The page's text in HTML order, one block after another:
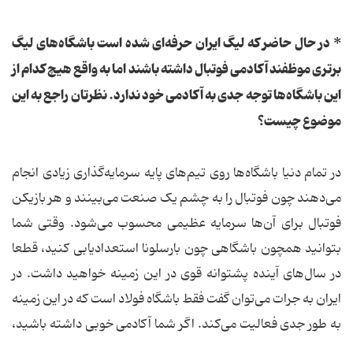
* در حال حاضر که لیگ ایران حرفه‌ای شده است باشگاه‌های لیگ
برتری موظفند آکادمی فوتبال داشته باشند اما به واقع هیچ کدام از
این باشگاه‌ها توجه جدی به آکادمی خود ندارد. نظرتان راجع به این
موضوع چیست؟
در تمام دنیا باشگاه‌ها روی تیم‌های پایه سرمایه‌گذاری زیادی انجام
می‌دهند چون فوتبال را به چشم یک صنعت می‌بینند و هر بازیکن
فوتبال برای آن‌ها سرمایه عظیمی محسوب می‌شود. وقتی شما
بتوانید همچون باشگاهی چون بارسلونا استعدادیابی کنید، قطعا
در سال‌های آینده پشتوانه قوی در این زمینه خواهید داشت. در
ایران به جرات می‌توان گفت فقط باشگاه فولاد است که در این زمینه
به طور جدی فعالیت می‌کند. اگر شما آکادمی خوبی داشته باشید،